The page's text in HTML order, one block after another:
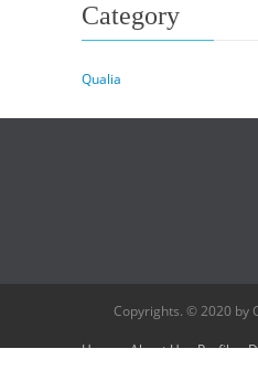
Category
Qualia
Copyrights. © 2020 by
Home About Us Profile